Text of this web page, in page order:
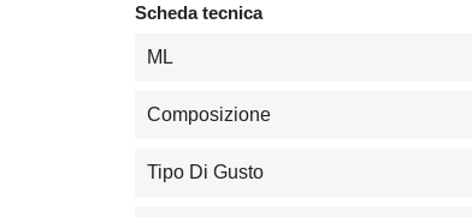
Scheda tecnica
ML
Composizione
Tipo Di Gusto